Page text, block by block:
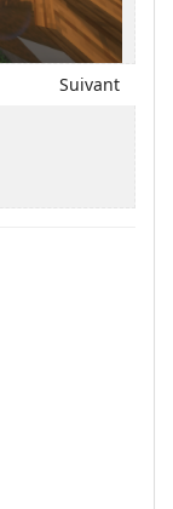
Suivant